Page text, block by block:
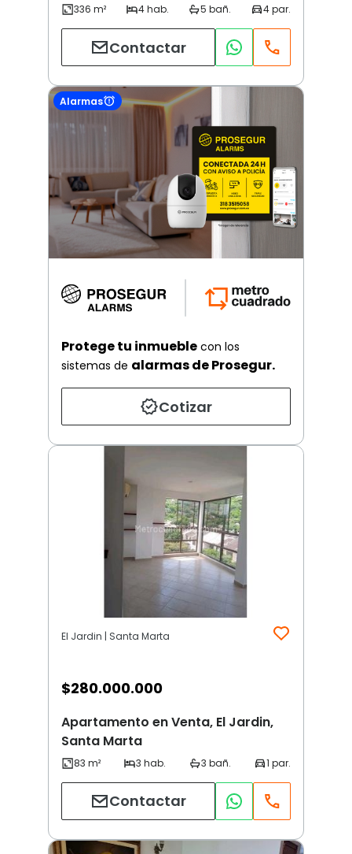
Contactar
Alarmas
Protege tu inmueble con los
sistemas de alarmas de Prosegur.
Cotizar
El Jardin | Santa Marta
$280.000.000
Apartamento en Venta, El Jardin,
Santa Marta
Contactar